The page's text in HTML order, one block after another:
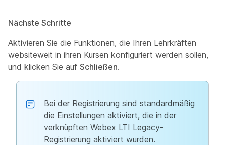
Nächste Schritte
Aktivieren Sie die Funktionen, die Ihren Lehrkräften
websiteweit in ihren Kursen konfiguriert werden sollen,
und klicken Sie auf Schließen.
Bei der Registrierung sind standardmäßig
die Einstellungen aktiviert, die in der
verknüpften Webex LTI Legacy-
Registrierung aktiviert wurden.